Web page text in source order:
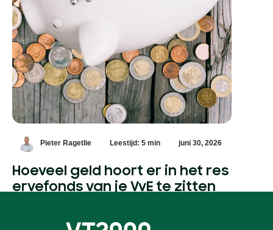
Pieter Ragetlie Leestijd: 5 min juni 30, 2026
Hoeveel geld hoort er in het res
ervefonds van je VvE te zitten